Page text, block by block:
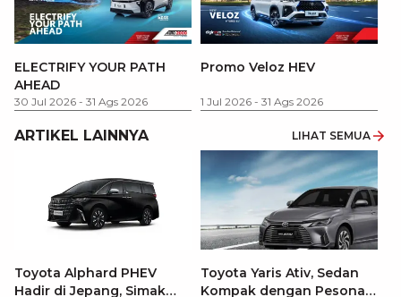
ELECTRIFY YOUR PATH
AHEAD
30 Jul 2026 - 31 Ags 2026
Promo Veloz HEV
1 Jul 2026 - 31 Ags 2026
ARTIKEL LAINNYA LIHAT SEMUA
Toyota Alphard PHEV
Hadir di Jepang, Simak
Toyota Yaris Ativ, Sedan
Kompak dengan Pesona